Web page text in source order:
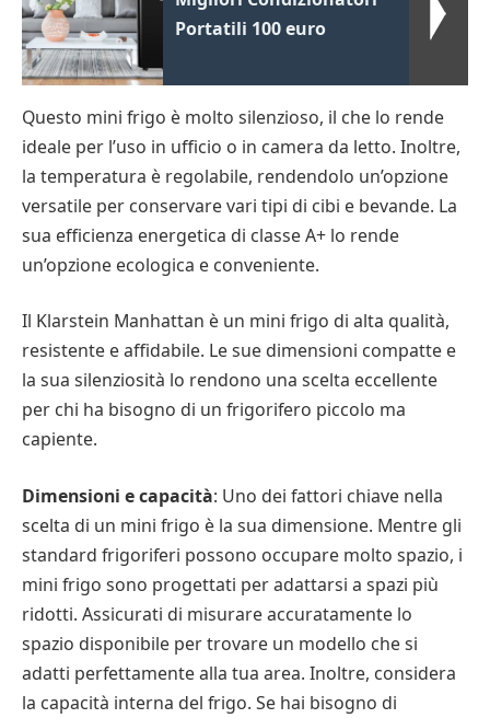
Portatili 100 euro
Questo mini frigo è molto silenzioso, il che lo rende
ideale per l’uso in ufficio o in camera da letto. Inoltre,
la temperatura è regolabile, rendendolo un’opzione
versatile per conservare vari tipi di cibi e bevande. La
sua efficienza energetica di classe A+ lo rende
un’opzione ecologica e conveniente.
Il Klarstein Manhattan è un mini frigo di alta qualità,
resistente e affidabile. Le sue dimensioni compatte e
la sua silenziosità lo rendono una scelta eccellente
per chi ha bisogno di un frigorifero piccolo ma
capiente.
Dimensioni e capacità: Uno dei fattori chiave nella
scelta di un mini frigo è la sua dimensione. Mentre gli
standard frigoriferi possono occupare molto spazio, i
mini frigo sono progettati per adattarsi a spazi più
ridotti. Assicurati di misurare accuratamente lo
spazio disponibile per trovare un modello che si
adatti perfettamente alla tua area. Inoltre, considera
la capacità interna del frigo. Se hai bisogno di